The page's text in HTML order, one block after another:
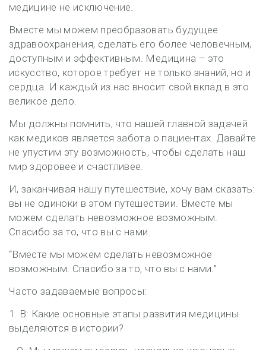
медицине не исключение.
Вместе мы можем преобразовать будущее
здравоохранения, сделать его более человечным,
доступным и эффективным. Медицина – это
искусство, которое требует не только знаний, но и
сердца. И каждый из нас вносит свой вклад в это
великое дело.
Мы должны помнить, что нашей главной задачей
как медиков является забота о пациентах. Давайте
не упустим эту возможность, чтобы сделать наш
мир здоровее и счастливее.
И, заканчивая нашу путешествие, хочу вам сказать:
вы не одиноки в этом путешествии. Вместе мы
можем сделать невозможное возможным.
Спасибо за то, что вы с нами.
“Вместе мы можем сделать невозможное
возможным. Спасибо за то, что вы с нами.”
Часто задаваемые вопросы:
1. В: Какие основные этапы развития медицины
выделяются в истории?